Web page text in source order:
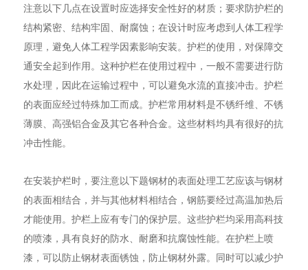
注意以下几点在设置时应选择安全性好的材质；要求防护栏的
结构紧密、结构牢固、耐腐蚀；在设计时应考虑到人体工程学
原理，避免人体工程学因素影响安装。护栏的使用，对保障交
通安全起到作用。这种护栏在使用过程中，一般不需要进行防
水处理，因此在运输过程中，可以避免水流的直接冲击。护栏
的表面应经过特殊加工而成。护栏常用材料是不锈纤维、不锈
薄膜、高强铝合金及其它各种合金。这些材料均具有很好的抗
冲击性能。
在安装护栏时，要注意以下题钢材的表面处理工艺应该与钢材
的表面相结合，并与其他材料相结合，钢筋要经过高温加热后
才能使用。护栏上应有专门的保护层。这些护栏均采用高科技
的喷漆，具有良好的防水、耐磨和抗腐蚀性能。在护栏上喷
漆，可以防止钢材表面锈蚀，防止钢材外露。同时可以减少护